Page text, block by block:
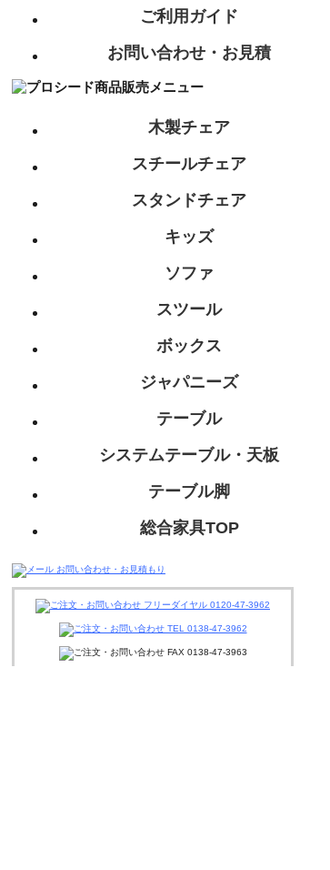
ご利用ガイド
お問い合わせ・お見積
木製チェア
スチールチェア
スタンドチェア
キッズ
ソファ
スツール
ボックス
ジャパニーズ
テーブル
システムテーブル・天板
テーブル脚
総合家具TOP